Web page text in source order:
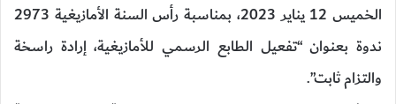
الخميس 12 يناير 2023، بمناسبة رأس السنة الأمازيغية 2973
ندوة بعنوان “تفعيل الطابع الرسمي للأمازيغية، إرادة راسخة
والتزام ثابت”.